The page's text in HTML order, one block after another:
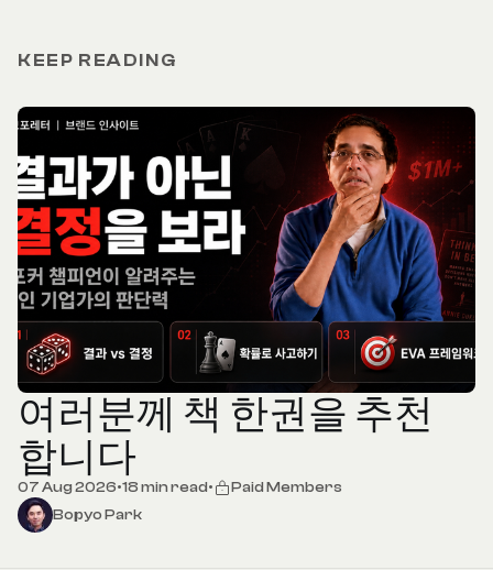
KEEP READING
여러분께 책 한권을 추천
합니다
07 Aug 2026•18 min read•
Paid Members
Bopyo Park